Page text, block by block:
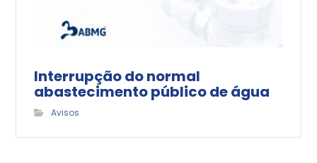
Interrupção do normal
abastecimento público de água
Avisos